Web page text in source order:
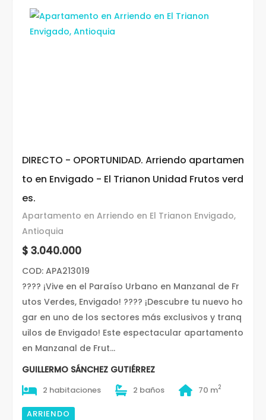
DIRECTO - OPORTUNIDAD. Arriendo apartamen
to en Envigado - El Trianon Unidad Frutos verd
es.
Apartamento en Arriendo en El Trianon Envigado,
Antioquia
$ 3.040.000
COD: APA213019
???? ¡Vive en el Paraíso Urbano en Manzanal de Fr
utos Verdes, Envigado! ???? ¡Descubre tu nuevo ho
gar en uno de los sectores más exclusivos y tranq
uilos de Envigado! Este espectacular apartamento
en Manzanal de Frut...
GUILLERMO SÁNCHEZ GUTIÉRREZ
2 habitaciones 2 baños 70 m2
ARRIENDO